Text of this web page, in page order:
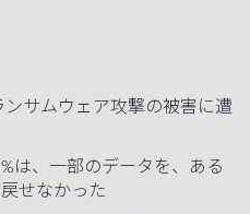
サムウェア攻撃の被害に遭
は、一部のデータを、ある
せなかった